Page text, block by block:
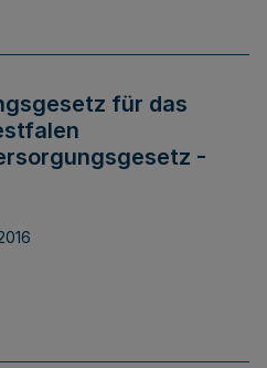
für das
-